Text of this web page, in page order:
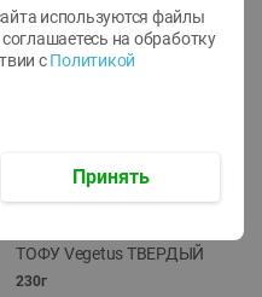
ТОФУ Vegetus ТВЕРДЫЙ
230г
используются файлы
на обработку
с Политикой
Принять